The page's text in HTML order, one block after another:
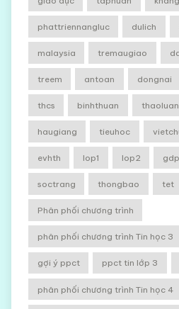
phattriennangluc dulich
malaysia tremaugiao
treem antoan dongnai
thcs binhthuan thaoluan
haugiang tieuhoc
evhth lop1 lop2
soctrang thongbao tet
Phân phối chương trình
phân phối chương trình Tin học 3
gợi ý ppct ppct tin lớp 3
phân phối chương trình Tin học 4